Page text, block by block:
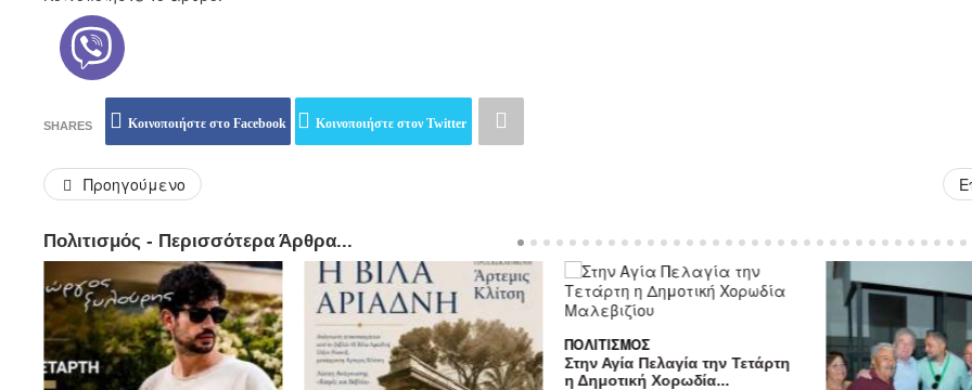
SHARES Κοινοποιήστε στο Facebook Κοινοποιήστε στον Twitter
Προηγούμενο
Πολιτισμός - Περισσότερα Άρθρα...
ΠΟΛΙΤΙΣΜΌΣ
Στην Αγία Πελαγία την Τετάρτη
η Δημοτική Χορωδία...